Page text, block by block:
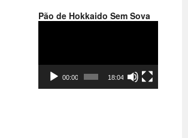
Pão de Hokkaido Sem Sova
00:00 18:04